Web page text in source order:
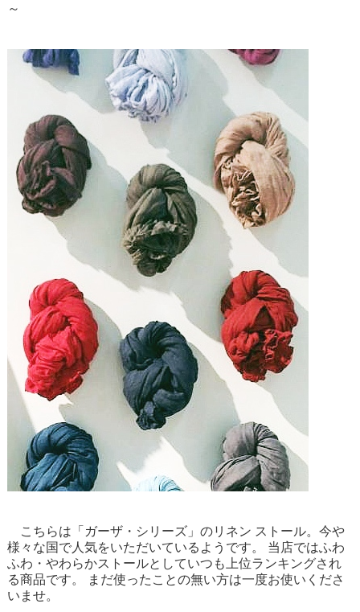
～
こちらは「ガーザ・シリーズ」のリネン ストール。今や
様々な国で人気をいただいているようです。 当店ではふわ
ふわ・やわらかストールとしていつも上位ランキングされ
る商品です。 まだ使ったことの無い方は一度お使いくださ
いませ。